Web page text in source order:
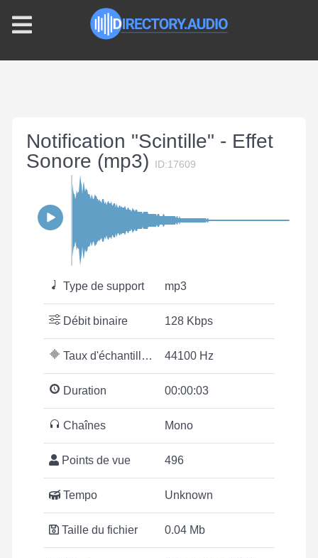
Notification "Scintille" - Effet
Sonore (mp3)
ID:17609
Type de support mp3
Débit binaire 128 Kbps
Taux d'échantillonnage 44100 Hz
Duration 00:00:03
Chaînes Mono
Points de vue 496
Tempo Unknown
Taille du fichier 0.04 Mb